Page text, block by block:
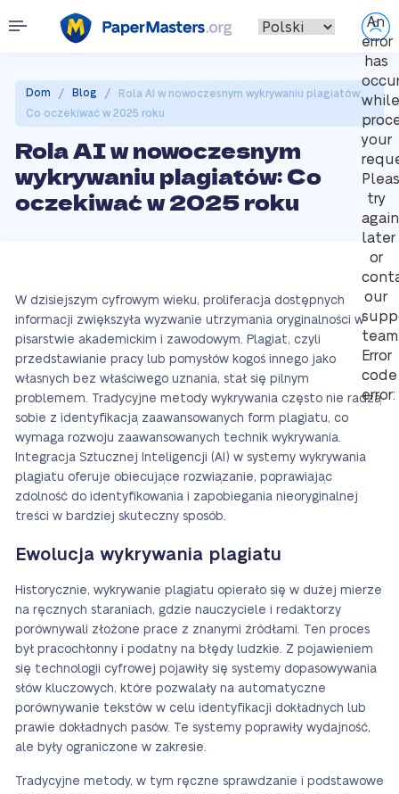
An
error
has
while
your
try
again
later
or
our
Error
code
error:
Dom / Blog /
Rola AI w nowoczesnym wykrywaniu plagiatów:
Co oczekiwać w 2025 roku
Rola AI w nowoczesnym
wykrywaniu plagiatów: Co
oczekiwać w 2025 roku
W dzisiejszym cyfrowym wieku, proliferacja dostępnych
informacji zwiększyła wyzwanie utrzymania oryginalności w
pisarstwie akademickim i zawodowym. Plagiat, czyli
przedstawianie pracy lub pomysłów kogoś innego jako
własnych bez właściwego uznania, stał się pilnym
problemem. Tradycyjne metody wykrywania często nie radzą
sobie z identyfikacją zaawansowanych form plagiatu, co
wymaga rozwoju zaawansowanych technik wykrywania.
Integracja Sztucznej Inteligencji (AI) w systemy wykrywania
plagiatu oferuje obiecujące rozwiązanie, poprawiając
zdolność do identyfikowania i zapobiegania nieoryginalnej
treści w bardziej skuteczny sposób.
Ewolucja wykrywania plagiatu
Historycznie, wykrywanie plagiatu opierało się w dużej mierze
na ręcznych staraniach, gdzie nauczyciele i redaktorzy
porównywali złożone prace z znanymi źródłami. Ten proces
był pracochłonny i podatny na błędy ludzkie. Z pojawieniem
się technologii cyfrowej pojawiły się systemy dopasowywania
słów kluczowych, które pozwalały na automatyczne
porównywanie tekstów w celu identyfikacji dokładnych lub
prawie dokładnych pasów. Te systemy poprawiły wydajność,
ale były ograniczone w zakresie.
Tradycyjne metody, w tym ręczne sprawdzanie i podstawowe